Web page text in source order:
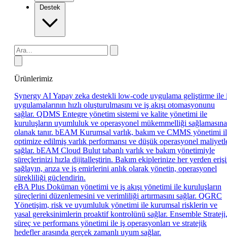
Destek
Ürünlerimiz
Synergy AIYapay zeka destekli low-code uygulama geliştirme ile
uygulamalarının hızlı oluşturulmasını ve iş akışı otomasyonunu
sağlar. QDMS Entegre yönetim sistemi ve kalite yönetimi ile
kuruluşların uyumluluk ve operasyonel mükemmelliği sağlamasına
olanak tanır. bEAM Kurumsal varlık, bakım ve CMMS yönetimi
optimize edilmiş varlık performansı ve düşük operasyonel
sağlar. bEAM Cloud Bulut tabanlı varlık ve bakım yönetimiyle
süreçlerinizi hızla dijitalleştirin. Bakım ekiplerinize her yerden
sağlayın, arıza ve iş emirlerini anlık olarak yönetin, operasyonel
sürekliliği güçlendirin.
eBA Plus Doküman yönetimi ve iş akışı yönetimi ile kuruluşların
süreçlerini düzenlemesini ve verimliliği artırmasını sağlar. QGRC
Yönetişim, risk ve uyumluluk yönetimi ile kurumsal risklerin ve
yasal gereksinimlerin proaktif kontrolünü sağlar. Ensemble Strateji,
süreç ve performans yönetimi ile iş operasyonları ve stratejik
hedefler arasında gerçek zamanlı uyum sağlar.